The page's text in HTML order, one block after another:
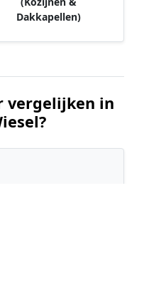
Dakkapellen)
vergelijken in